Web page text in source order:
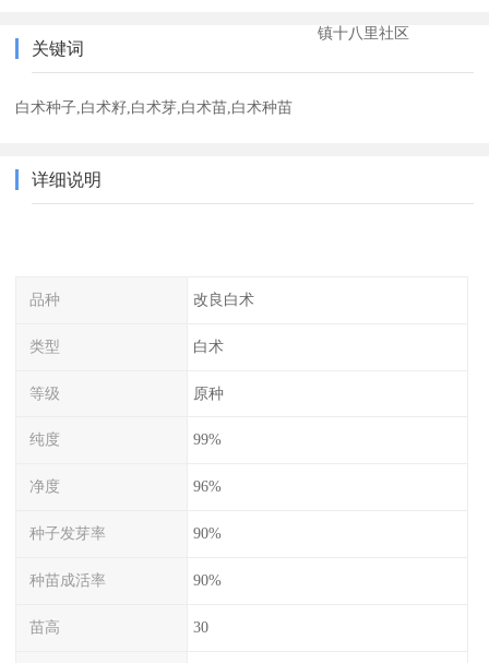
镇十八里社区
关键词
白术种子,白术籽,白术芽,白术苗,白术种苗
详细说明
品种 改良白术
类型 白术
等级 原种
纯度 99%
净度 96%
种子发芽率 90%
种苗成活率 90%
苗高 30